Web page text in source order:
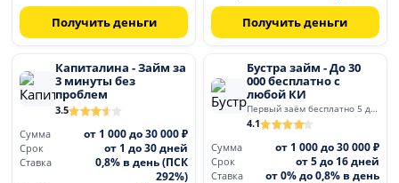
Получить деньги Получить деньги
Капиталина - Займ за
3 минуты без
проблем
3.5
Сумма
от 1 000 до 30 000 ₽
Срок от 1 до 30 дней
Ставка
0,8% в день (ПСК
292%)
Бустра займ - До 30
000 бесплатно с
любой КИ
Первый заём бесплатно 5 дней
4.1
Сумма
от 1 000 до 30 000 ₽
Срок от 5 до 16 дней
Ставка
от 0% до 0,8% в день